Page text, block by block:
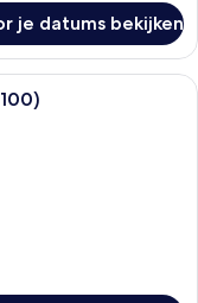
je datums bekijken
slaapkamer met een